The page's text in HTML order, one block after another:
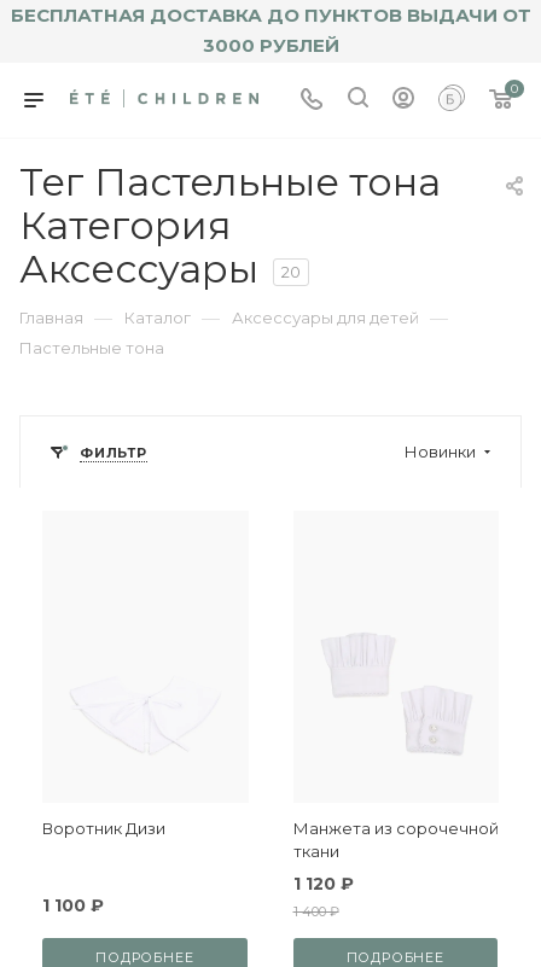
БЕСПЛАТНАЯ ДОСТАВКА ДО ПУНКТОВ ВЫДАЧИ ОТ
3000 РУБЛЕЙ
0
Тег Пастельные тона
Категория
Аксессуары
20
Главная — Каталог — Аксессуары для детей —
Пастельные тона
ФИЛЬТР Новинки
Воротник Дизи
1 100 ₽
ПОДРОБНЕЕ
Манжета из сорочечной
ткани
1 120 ₽
1 400 ₽
ПОДРОБНЕЕ